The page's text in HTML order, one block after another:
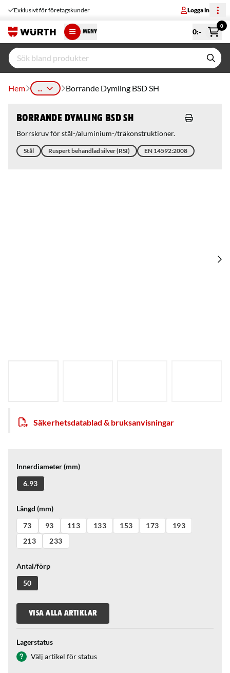
Exklusivt för företagskunder Logga in
MENY 0:-
0
Hem ... Borrande Dymling BSD SH
Borrande Dymling BSD SH
Borrskruv för stål-/aluminium-/träkonstruktioner.
Stål Ruspert behandlad silver (RSI) EN 14592:2008
Säkerhetsdatablad & bruksanvisningar
Innerdiameter (mm)
6.93
Längd (mm)
73
93 113 133 153 173
193
213
233
Antal/förp
50
VISA ALLA ARTIKLAR
Lagerstatus
Välj artikel för status